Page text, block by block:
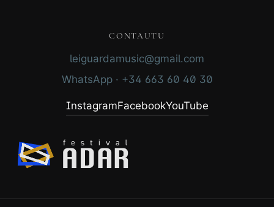
CONTAUTU
leiguardamusic@gmail.com
WhatsApp · +34 663 60 40 30
InstagramFacebookYouTube